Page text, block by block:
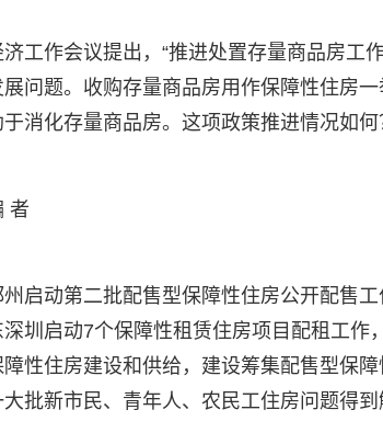
工作会议提出，“推进处置存量商品房工
问题。收购存量商品房用作保障性住房
消化存量商品房。这项政策推进情况如
者
启动第二批配售型保障性住房公开配售
圳启动7个保障性租赁住房项目配租工
性住房建设和供给，建设筹集配售型保
大批新市民、青年人、农民工住房问题得到